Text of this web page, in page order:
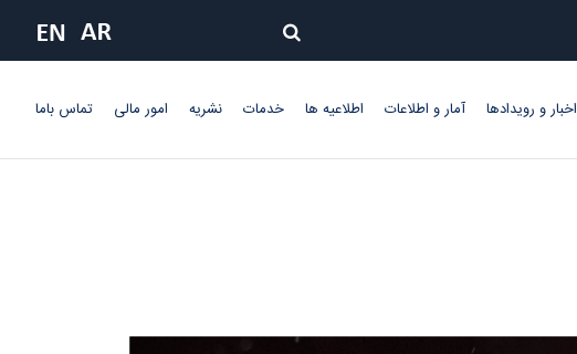
اخبار و رویدادها آمار و اطلاعات اطلاعیه ها خدمات نشریه امور مالی تماس باما